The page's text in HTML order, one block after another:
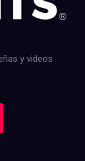
y videos